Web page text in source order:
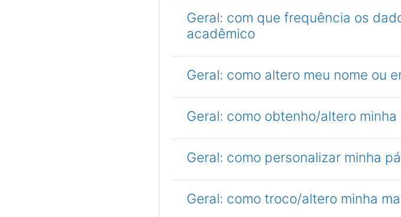
Geral: com que frequência os
acadêmico
Geral: como altero meu nome ou
Geral: como obtenho/altero
Geral: como personalizar minha
Geral: como troco/altero minha